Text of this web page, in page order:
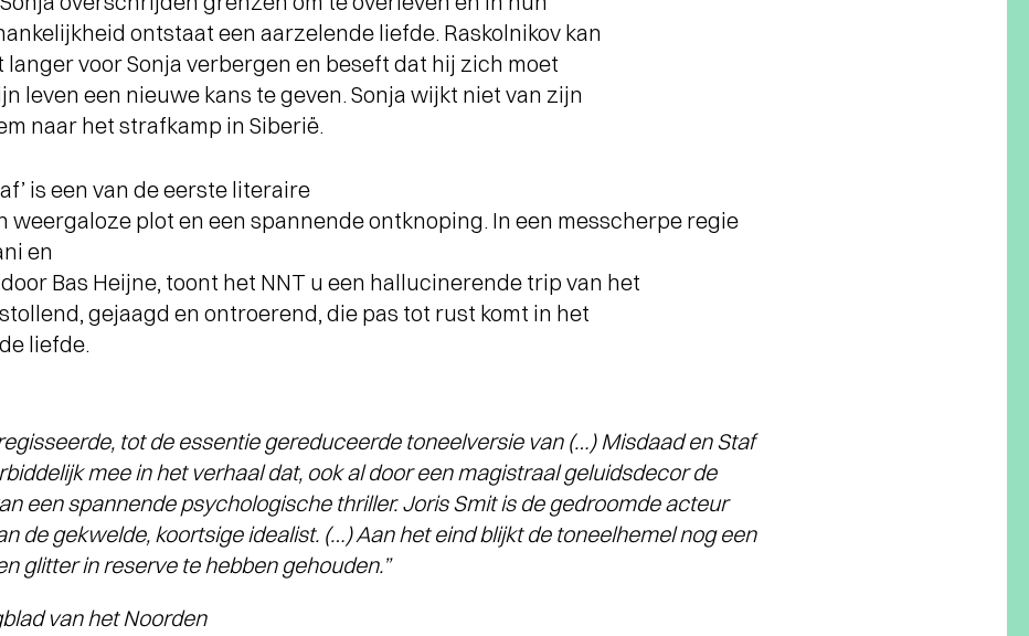
ontstaat een aarzelende liefde. Raskolnikov kan
voor Sonja verbergen en beseft dat hij zich moet
leven een nieuwe kans te geven. Sonja wijkt niet van zijn
naar het strafkamp in Siberië.
is een van de eerste literaire
weergaloze plot en een spannende ontknoping. In een messcherpe regie
en
Bas Heijne, toont het NNT u een hallucinerende trip van het
gejaagd en ontroerend, die pas tot rust komt in het
liefde.
tot de essentie gereduceerde toneelversie van (…) Misdaad en Staf
mee in het verhaal dat, ook al door een magistraal geluidsdecor de
een spannende psychologische thriller. Joris Smit is de gedroomde acteur
de gekwelde, koortsige idealist. (…) Aan het eind blijkt de toneelhemel nog een
glitter in reserve te hebben gehouden.”
van het Noorden